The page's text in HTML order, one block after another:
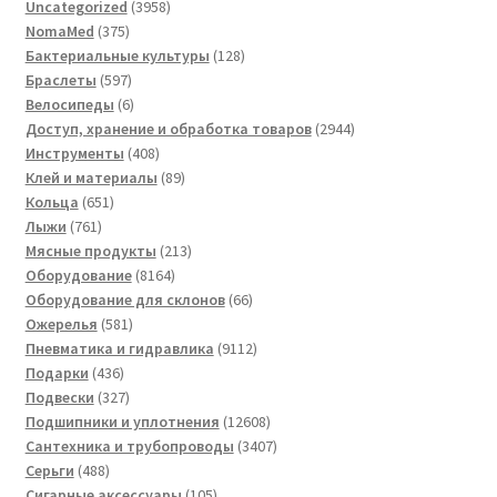
Uncategorized 39583958
NomaMed 375375
товаров
Бактериальные культуры 128128
Браслеты 597597
товаров
Велосипеды 66
товаров
Доступ, хранение и обработка товаров 29442944
Инструменты 408408
товаров
Клей и материалы 8989
Кольца 651651
Лыжи 761761
товар
Мясные продукты 213213
Оборудование 81648164
товара
Оборудование для склонов 6666
Ожерелья 581581
товар
Пневматика и гидравлика 91129112
Подарки 436436
товаров
Подвески 327327
товаров
Подшипники и уплотнения 1260812608
товаров
Сантехника и трубопроводы 34073407
Серьги 488488